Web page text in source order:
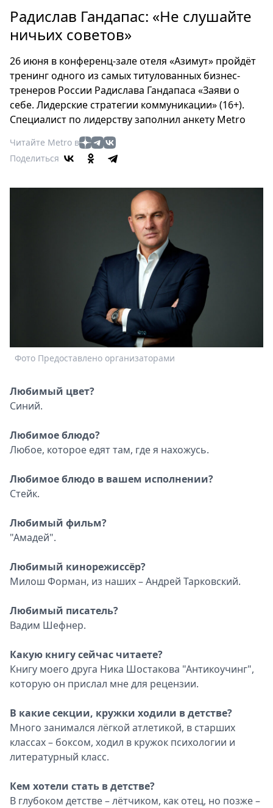
Россия
Мир
Еда
Туризм
Мода
Театр
Кино
Афиша
Выставки
Спецпроекты
Звезды
Выборы
Скачай
Metro
Радислав Гандапас: «Не слушайте
ничьих советов»
26 июня в конференц-зале отеля «Азимут» пройдёт
тренинг одного из самых титулованных бизнес-
тренеров России Радислава Гандапаса «Заяви о
себе. Лидерские стратегии коммуникации» (16+).
Специалист по лидерству заполнил анкету Metro
Читайте Metro в
Поделиться
Фото Предоставлено организаторами
Любимый цвет?
Синий.
Любимое блюдо?
Любое, которое едят там, где я нахожусь.
Любимое блюдо в вашем исполнении?
Стейк.
Любимый фильм?
"Амадей".
Любимый кинорежиссёр?
Милош Форман, из наших – Андрей Тарковский.
Любимый писатель?
Вадим Шефнер.
Какую книгу сейчас читаете?
Книгу моего друга Ника Шостакова "Антикоучинг",
которую он прислал мне для рецензии.
В какие секции, кружки ходили в детстве?
Много занимался лёгкой атлетикой, в старших
классах – боксом, ходил в кружок психологии и
литературный класс.
Кем хотели стать в детстве?
В глубоком детстве – лётчиком, как отец, но позже –